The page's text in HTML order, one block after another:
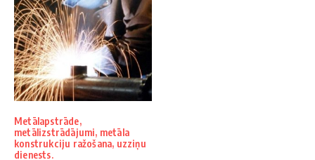
Metālapstrāde,
metālizstrādājumi, metāla
konstrukciju ražošana, uzziņu
dienests.